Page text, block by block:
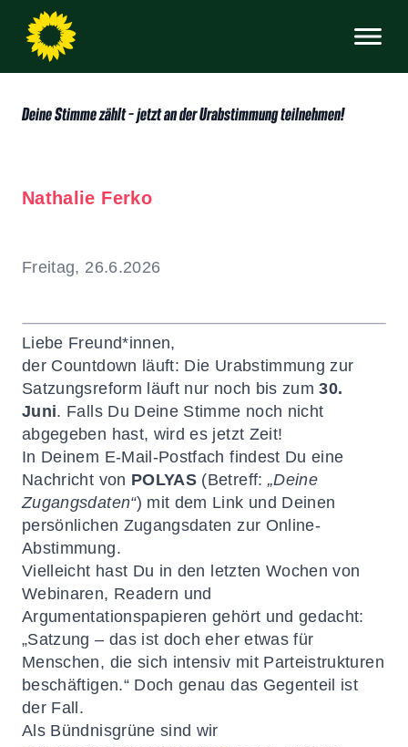
Deine Stimme zählt – jetzt an der Urabstimmung teilnehmen!
Nathalie Ferko
Freitag, 26.6.2026
Liebe Freund*innen,
der Countdown läuft: Die Urabstimmung zur
Satzungsreform läuft nur noch bis zum30.
Juni. Falls Du Deine Stimme noch nicht
abgegeben hast, wird es jetzt Zeit!
In Deinem E-Mail-Postfach findest Du eine
Nachricht von POLYAS (Betreff: „Deine
Zugangsdaten“) mit dem Link und Deinen
persönlichen Zugangsdaten zur Online-
Abstimmung.
Vielleicht hast Du in den letzten Wochen von
Webinaren, Readern und
Argumentationspapieren gehört und gedacht:
„Satzung – das ist doch eher etwas für
Menschen, die sich intensiv mit Parteistrukturen
beschäftigen.“ Doch genau das Gegenteil ist
der Fall.
Als Bündnisgrüne sind wir